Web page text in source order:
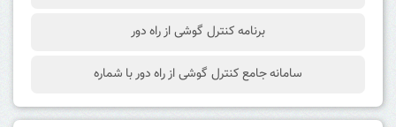
برنامه کنترل گوشی از راه دور
سامانه جامع کنترل گوشی از راه دور با شماره